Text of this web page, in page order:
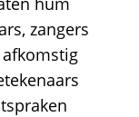
zangers